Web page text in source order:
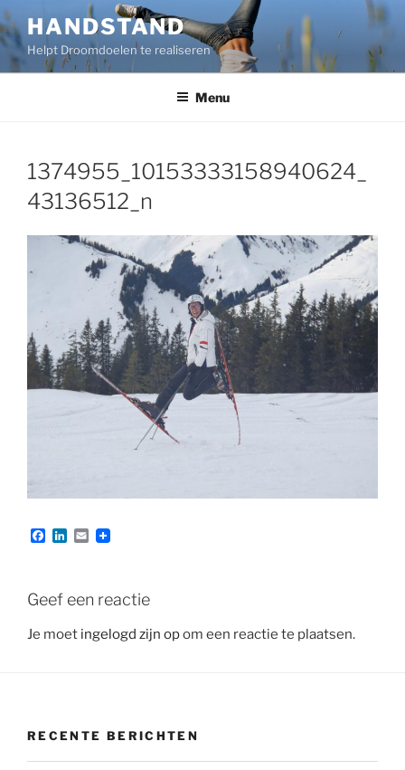
Ga
naar
de
inhoud
HANDSTAND
Helpt Droomdoelen te realiseren
Menu
1374955_10153333158940624_
43136512_n
F
b
o
k
L
e
d
n
E
l
Geef een reactie
Je moet ingelogd zijn opom een reactie te plaatsen.
RECENTE BERICHTEN